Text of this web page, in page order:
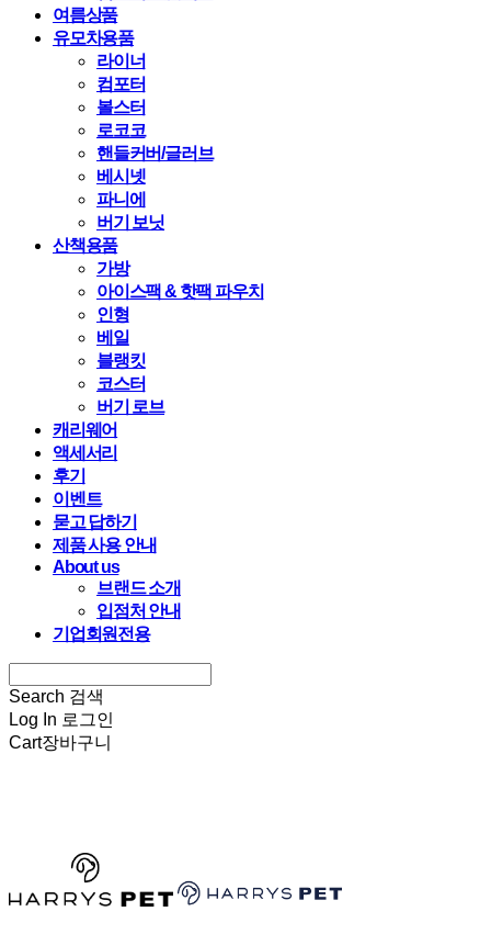
여름상품
유모차용품
라이너
컴포터
볼스터
로코코
핸들커버/글러브
베시넷
파니에
버기 보닛
산책용품
가방
아이스팩 & 핫팩 파우치
인형
베일
블랭킷
코스터
버기 로브
캐리웨어
액세서리
후기
이벤트
묻고 답하기
제품 사용 안내
About us
브랜드 소개
입점처 안내
기업회원전용
Search 검색
Log In 로그인
Cart장바구니